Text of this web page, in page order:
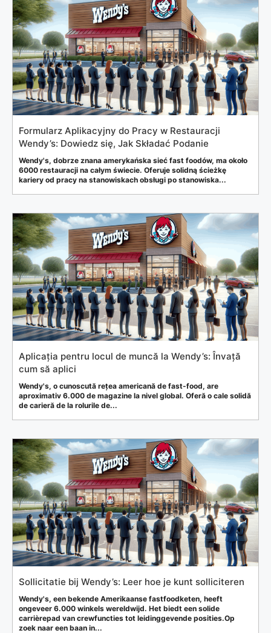
Formularz Aplikacyjny do Pracy w Restauracji
Wendy’s: Dowiedz się, Jak Składać Podanie
Wendy's, dobrze znana amerykańska sieć fast foodów, ma około
6000 restauracji na całym świecie. Oferuje solidną ścieżkę
kariery od pracy na stanowiskach obsługi po stanowiska...
Aplicația pentru locul de muncă la Wendy’s: Învață
cum să aplici
Wendy's, o cunoscută rețea americană de fast-food, are
aproximativ 6.000 de magazine la nivel global. Oferă o cale solidă
de carieră de la rolurile de...
Sollicitatie bij Wendy’s: Leer hoe je kunt solliciteren
Wendy's, een bekende Amerikaanse fastfoodketen, heeft
ongeveer 6.000 winkels wereldwijd. Het biedt een solide
carrièrepad van crewfuncties tot leidinggevende posities.Op
zoek naar een baan in...